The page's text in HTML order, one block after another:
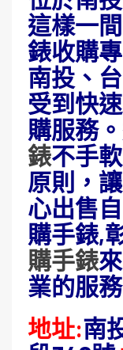
這樣一
錶收購
南投、
受到快
購服務
錶不手
原則，
心出售
購手錶,
購手錶
業的服務
地址:南